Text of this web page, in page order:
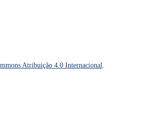
Atribuição 4.0 Internacional.